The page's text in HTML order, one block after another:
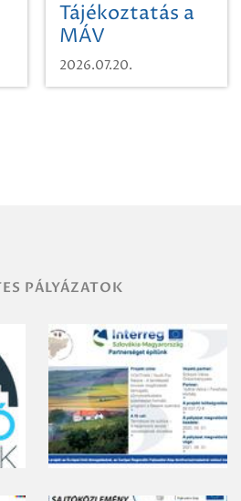
Tájékoztatás a
MÁV
Pályaműködtetési
Zrt. Területi
2026.07.20.
PÁLYÁZATOK